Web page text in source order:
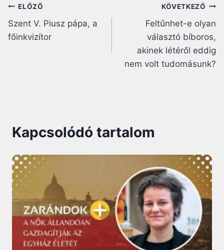
Bejegyzés
navigáció
ELŐZŐ
Szent V. Piusz pápa, a
főinkvizítor
KÖVETKEZŐ
Feltűnhet-e olyan
választó bíboros,
akinek létéről eddig
nem volt tudomásunk?
Kapcsolódó tartalom